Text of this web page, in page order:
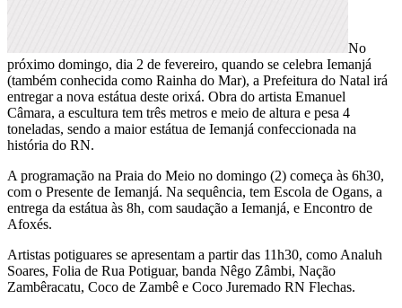
No
próximo domingo, dia 2 de fevereiro, quando se celebra Iemanjá
(também conhecida como Rainha do Mar), a Prefeitura do Natal irá
entregar a nova estátua deste orixá. Obra do artista Emanuel
Câmara, a escultura tem três metros e meio de altura e pesa 4
toneladas, sendo a maior estátua de Iemanjá confeccionada na
história do RN.
A programação na Praia do Meio no domingo (2) começa às 6h30,
com o Presente de Iemanjá. Na sequência, tem Escola de Ogans, a
entrega da estátua às 8h, com saudação a Iemanjá, e Encontro de
Afoxés.
Artistas potiguares se apresentam a partir das 11h30, como Analuh
Soares, Folia de Rua Potiguar, banda Nêgo Zâmbi, Nação
Zambêracatu, Coco de Zambê e Coco Juremado RN Flechas.